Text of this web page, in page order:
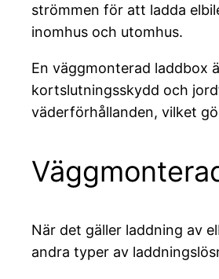
strömmen för att ladda
inomhus och utomhus.
En väggmonterad laddbox
kortslutningsskydd och
väderförhållanden, vilket
När det gäller laddning av
andra typer av